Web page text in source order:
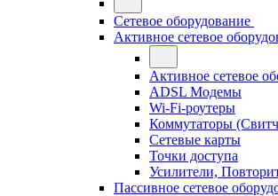
Сетевое оборудование
Активное сетевое
Активное сетевое
ADSL Модемы
Wi-Fi-роутеры
Коммутаторы
Сетевые карты
Точки доступа
Усилители,
Пассивное сетевое